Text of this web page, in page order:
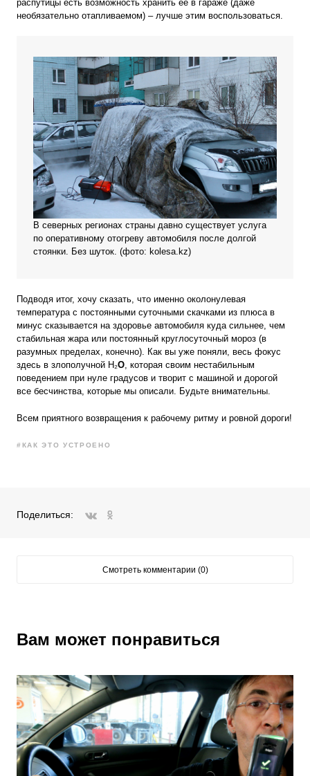
распутицы есть возможность хранить её в гараже (даже
необязательно отапливаемом) – лучше этим воспользоваться.
В северных регионах страны давно существует услуга
по оперативному отогреву автомобиля после долгой
стоянки. Без шуток. (фото: kolesa.kz)
Подводя итог, хочу сказать, что именно околонулевая
температура с постоянными суточными скачками из плюса в
минус сказывается на здоровье автомобиля куда сильнее, чем
стабильная жара или постоянный круглосуточный мороз (в
разумных пределах, конечно). Как вы уже поняли, весь фокус
здесь в злополучной H₂O, которая своим нестабильным
поведением при нуле градусов и творит с машиной и дорогой
все бесчинства, которые мы описали. Будьте внимательны.
Всем приятного возвращения к рабочему ритму и ровной дороги!
#КАК ЭТО УСТРОЕНО
Поделиться:
ВКонтакте
Смотреть комментарии (0)
Вам может понравиться